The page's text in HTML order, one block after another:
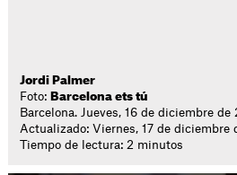
Jordi Palmer
Foto: Barcelona ets tú
Barcelona. Jueves, 16 de diciembre de
Actualizado: Viernes, 17 de diciembre
Tiempo de lectura: 2 minutos